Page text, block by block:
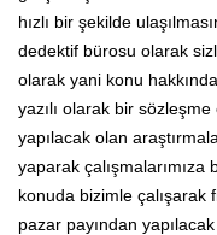
hızlı bir şekilde
dedektif bürosu olarak
olarak yani konu
yazılı olarak bir
yapılacak olan
yaparak
konuda bizimle çalışarak
pazar payından yapılacak